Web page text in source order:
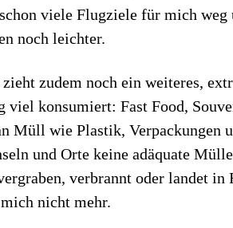
viele Flugziele für mich weg
noch leichter.
zudem noch ein weiteres,
viel konsumiert: Fast Food,
Müll wie Plastik, Verpackungen
und Orte keine adäquate
verbrannt oder landet in
nicht mehr.